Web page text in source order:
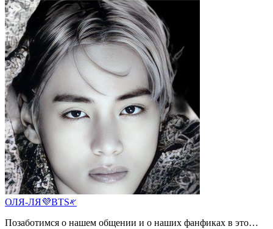
ОЛЯ-ЛЯ💜BTS𐤀
Позаботимся о нашем общении и о наших фанфиках в это…